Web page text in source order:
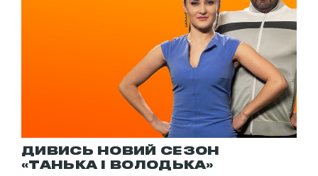
ДИВИСЬ НОВИЙ СЕЗОН
«ТАНЬКА І ВОЛОДЬКА»